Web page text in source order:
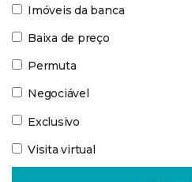
Imóveis da banca
Baixa de preço
Permuta
Negociável
Exclusivo
Visita virtual